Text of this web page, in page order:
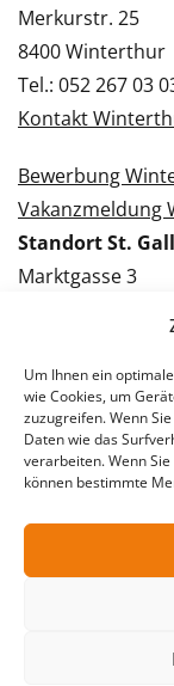
Um Ihnen ein
wie Cookies, um
zuzugreifen. Wenn
Daten wie das
verarbeiten. Wenn
können bestimmte
Merkurstr. 25
8400 Winterthur
Tel.: 052 267 03
Kontakt
Bewerbung
Vakanzmeldung
Standort St.
Marktgasse 3
Kontakt St.
Bewerbung St.
Vakanzmeldung
© 2026